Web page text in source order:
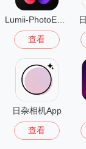
查看
日杂相机App
查看